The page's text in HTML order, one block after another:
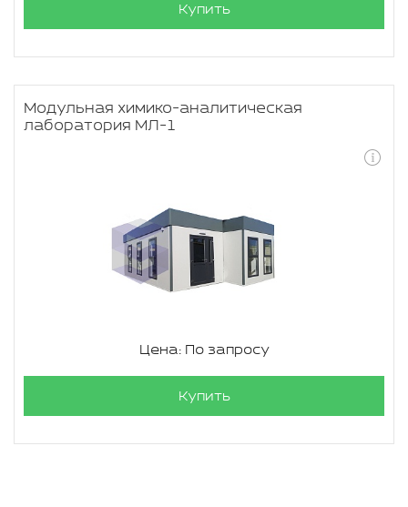
Купить
Модульная химико-аналитическая
лаборатория МЛ-1
Цена: По запросу
Купить